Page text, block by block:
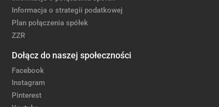
Informacja o strategii podatkowej
Plan połączenia spółek
ZZR
Dołącz do naszej społeczności
Facebook
Instagram
Pinterest